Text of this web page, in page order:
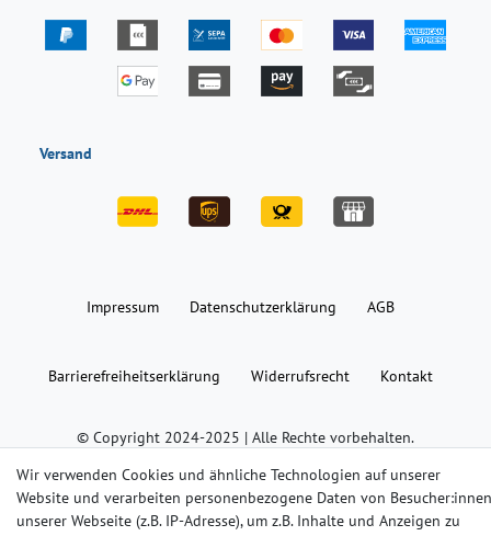
Versand
Impressum Daten­schutz­erklärung AGB
Barrierefreiheitserklärung Widerrufs­recht Kontakt
Wir verwenden Cookies und ähnliche Technologien auf unserer
Website und verarbeiten personenbezogene Daten von Besucher:innen
unserer Webseite (z.B. IP-Adresse), um z.B. Inhalte und Anzeigen zu
© Copyright 2024-2025 | Alle Rechte vorbehalten.
Widerrufs­recht Widerrufs­formular Impressum